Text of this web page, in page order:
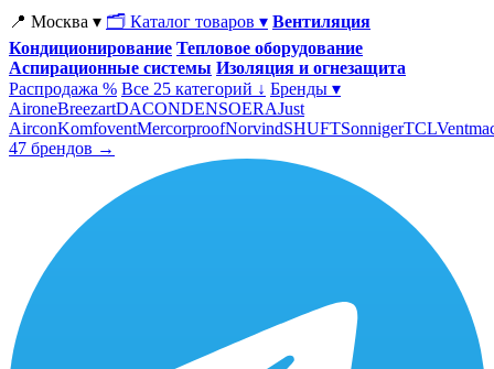
📍 Москва ▾ 🗂 Каталог товаров ▾ Вентиляция
Кондиционирование Тепловое оборудование
Аспирационные системы Изоляция и огнезащита
Распродажа % Все 25 категорий ↓ Бренды ▾
AironeBreezartDACONDENSOERAJust
AirconKomfoventMercorproofNorvindSHUFTSonnigerTCL
47 брендов →